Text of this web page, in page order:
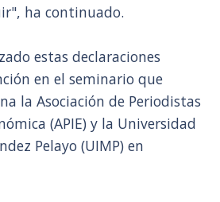
ha continuado.
estas declaraciones
en el seminario que
la Asociación de Periodistas
(APIE) y la Universidad
Pelayo (UIMP) en